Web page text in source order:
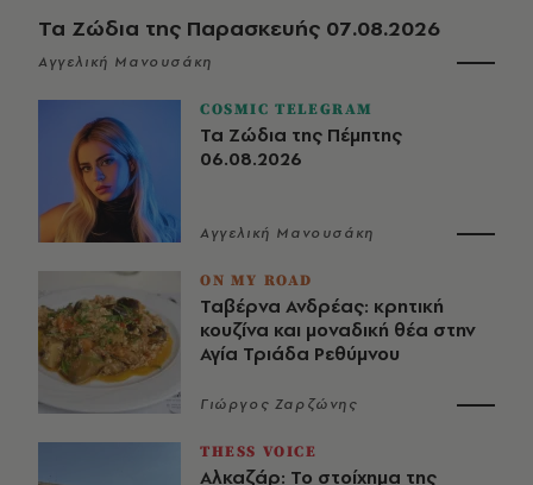
Τα Ζώδια της Παρασκευής 07.08.2026
Αγγελική Μανουσάκη
COSMIC TELEGRAM
Τα Ζώδια της Πέμπτης
06.08.2026
Αγγελική Μανουσάκη
ON MY ROAD
Ταβέρνα Ανδρέας: κρητική
κουζίνα και μοναδική θέα στην
Αγία Τριάδα Ρεθύμνου
Γιώργος Ζαρζώνης
THESS VOICE
Αλκαζάρ: Το στοίχημα της